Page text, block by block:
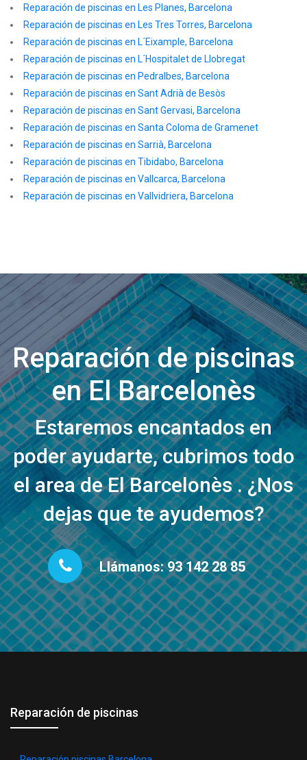
Reparación de piscinas en Les Planes, Barcelona
Reparación de piscinas en Les Tres Torres, Barcelona
Reparación de piscinas en L´Eixample, Barcelona
Reparación de piscinas en L´Hospitalet de Llobregat
Reparación de piscinas en Pedralbes, Barcelona
Reparación de piscinas en Sant Adrià de Besòs
Reparación de piscinas en Sant Gervasi, Barcelona
Reparación de piscinas en Santa Coloma de Gramenet
Reparación de piscinas en Sarrià, Barcelona
Reparación de piscinas en Tibidabo, Barcelona
Reparación de piscinas en Vallcarca, Barcelona
Reparación de piscinas en Vallvidriera, Barcelona
Reparación de piscinas
en El Barcelonès
Estaremos encantados en
poder ayudarte, cubrimos todo
el area de El Barcelonès . ¿Nos
dejas que te ayudemos?
Llámanos: 93 142 28 85
Reparación de piscinas